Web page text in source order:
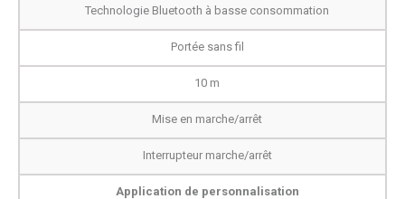
Technologie Bluetooth à basse consommation
Portée sans fil
10 m
Mise en marche/arrêt
Interrupteur marche/arrêt
Application de personnalisation